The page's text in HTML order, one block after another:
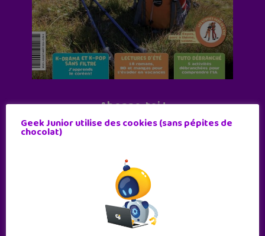
Abonne-toi !
11 numéros par an
JE M'ABONNE !
Geek Junior utilise des cookies (sans pépites de
chocolat)